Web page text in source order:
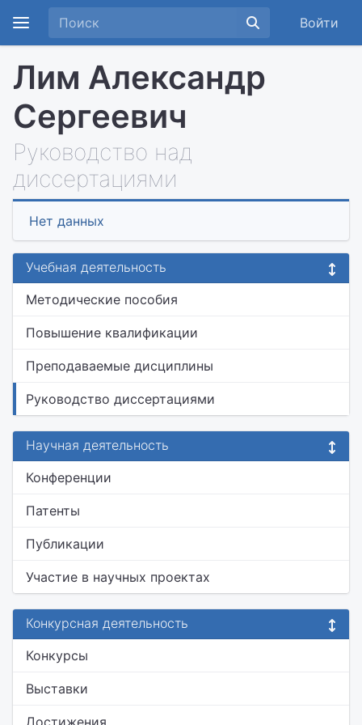
Войти
Лим Александр
Сергеевич
Руководство над
диссертациями
Нет данных
Учебная деятельность
Методические пособия
Повышение квалификации
Преподаваемые дисциплины
Руководство диссертациями
Научная деятельность
Конференции
Патенты
Публикации
Участие в научных проектах
Конкурсная деятельность
Конкурсы
Выставки
Достижения